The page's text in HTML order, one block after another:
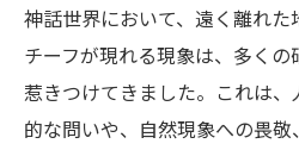
神話世界において、遠く離れ
チーフが現れる現象は、多く
惹きつけてきました。これは
的な問いや、自然現象への畏